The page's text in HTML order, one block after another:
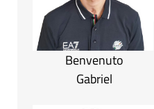
Benvenuto
Gabriel